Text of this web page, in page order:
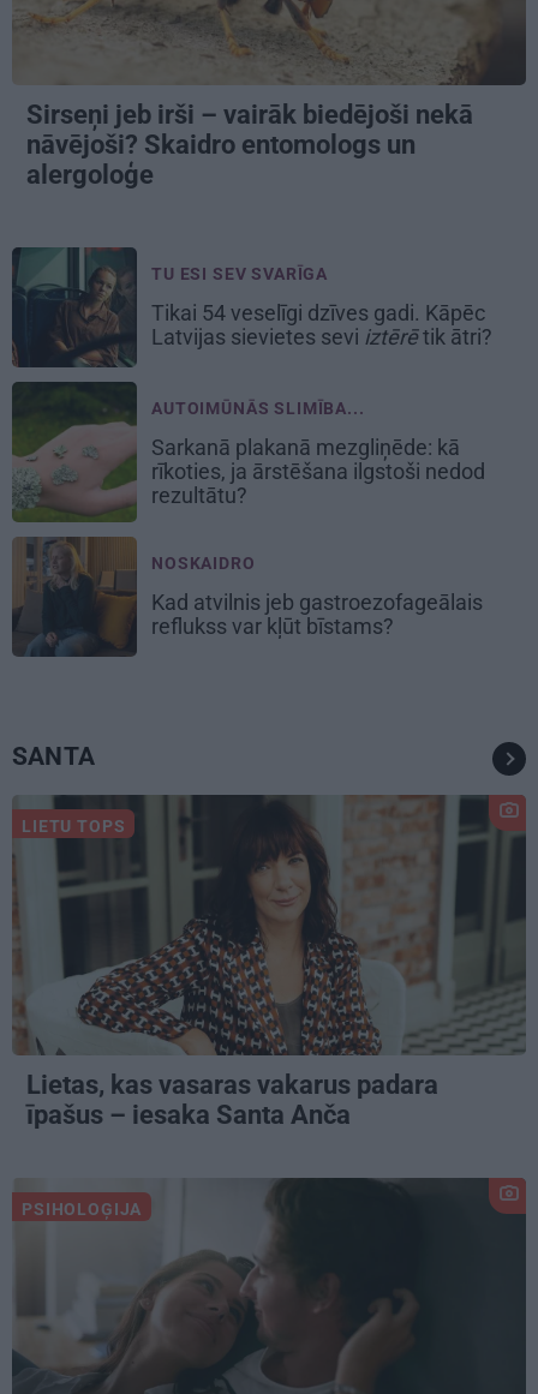
Sirseņi jeb irši – vairāk biedējoši nekā
nāvējoši? Skaidro entomologs un
alergoloģe
TU ESI SEV SVARĪGA
Tikai 54 veselīgi dzīves gadi. Kāpēc
Latvijas sievietes sevi iztērētik ātri?
AUTOIMŪNĀS SLIMĪBA...
Sarkanā plakanā mezgliņēde: kā
rīkoties, ja ārstēšana ilgstoši nedod
rezultātu?
NOSKAIDRO
Kad atvilnis jeb gastroezofageālais
reflukss var kļūt bīstams?
SANTA
LIETU TOPS
Lietas, kas vasaras vakarus padara
īpašus – iesaka Santa Anča
PSIHOLOĢIJA